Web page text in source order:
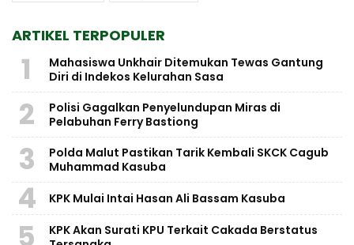
ARTIKEL TERPOPULER
1
Mahasiswa Unkhair Ditemukan Tewas Gantung
Diri di Indekos Kelurahan Sasa
2
Polisi Gagalkan Penyelundupan Miras di
Pelabuhan Ferry Bastiong
3
Polda Malut Pastikan Tarik Kembali SKCK Cagub
Muhammad Kasuba
4 KPK Mulai Intai Hasan Ali Bassam Kasuba
5
KPK Akan Surati KPU Terkait Cakada Berstatus